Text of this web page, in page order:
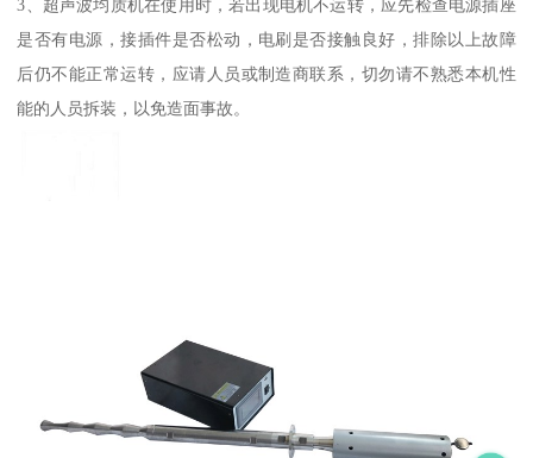
3、超声波均质机在使用时，若出现电机不运转，应先检查电源插座
是否有电源，接插件是否松动，电刷是否接触良好，排除以上故障
后仍不能正常运转，应请人员或制造商联系，切勿请不熟悉本机性
能的人员拆装，以免造面事故。